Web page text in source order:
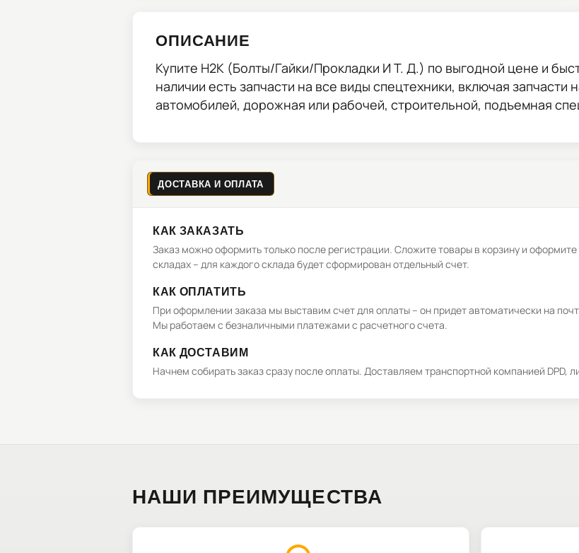
ОПИСАНИЕ
Купите H2K (Болты/Гайки/Прокладки И Т. Д.) по выгодной цене и
наличии есть запчасти на все виды спецтехники, включая запчасти
автомобилей, дорожная или рабочей, строительной, подъемная
ДОСТАВКА И ОПЛАТА
КАК ЗАКАЗАТЬ
Заказ можно оформить только после регистрации. Сложите товары в корзину и
складах – для каждого склада будет сформирован отдельный счет.
КАК ОПЛАТИТЬ
При оформлении заказа мы выставим счет для оплаты – он придет автоматически на
Мы работаем с безналичными платежами с расчетного счета.
КАК ДОСТАВИМ
Начнем собирать заказ сразу после оплаты. Доставляем транспортной компанией DPD,
НАШИ ПРЕИМУЩЕСТВА